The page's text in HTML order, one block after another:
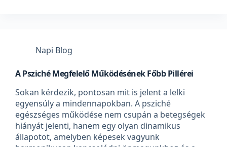
Napi Blog
A Psziché Megfelelő Működésének Főbb Pillérei
Sokan kérdezik, pontosan mit is jelent a lelki
egyensúly a mindennapokban. A psziché
egészséges működése nem csupán a betegségek
hiányát jelenti, hanem egy olyan dinamikus
állapotot, amelyben képesek vagyunk